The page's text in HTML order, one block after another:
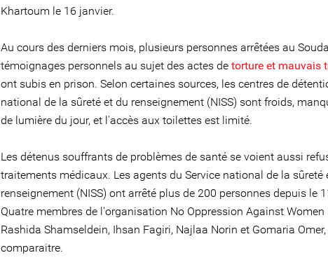
Khartoum le 16 janvier.
Au cours des derniers mois, plusieurs personnes arrêtées au
témoignages personnels au sujet des actes de torture et mauvais
ont subis en prison. Selon certaines sources, les centres de
national de la sûreté et du renseignement (NISS) sont froids,
de lumière du jour, et l'accès aux toilettes est limité.
Les détenus souffrants de problèmes de santé se voient aussi
traitements médicaux. Les agents du Service national de la sûreté
renseignement (NISS) ont arrêté plus de 200 personnes depuis le
Quatre membres de l'organisation No Oppression Against Women
Rashida Shamseldein, Ihsan Fagiri, Najlaa Norin et Gomaria
comparaitre.